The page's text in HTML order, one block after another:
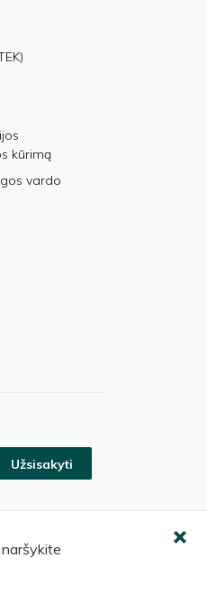
kūrimą
vardo
Užsisakyti
naršykite